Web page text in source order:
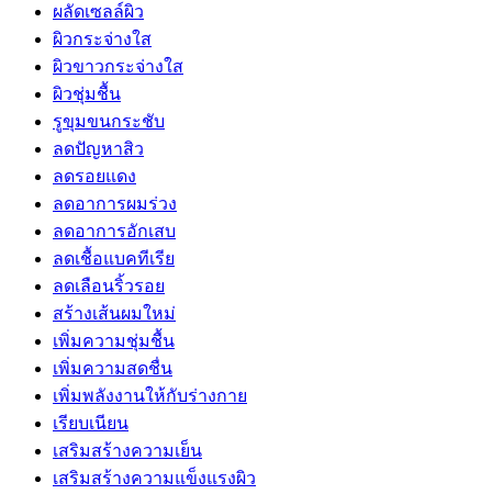
ผลัดเซลล์ผิว
ผิวกระจ่างใส
ผิวขาวกระจ่างใส
ผิวชุ่มชื้น
รูขุมขนกระชับ
ลดปัญหาสิว
ลดรอยแดง
ลดอาการผมร่วง
ลดอาการอักเสบ
ลดเชื้อแบคทีเรีย
ลดเลือนริ้วรอย
สร้างเส้นผมใหม่
เพิ่มความชุ่มชื้น
เพิ่มความสดชื่น
เพิ่มพลังงานให้กับร่างกาย
เรียบเนียน
เสริมสร้างความเย็น
เสริมสร้างความแข็งแรงผิว